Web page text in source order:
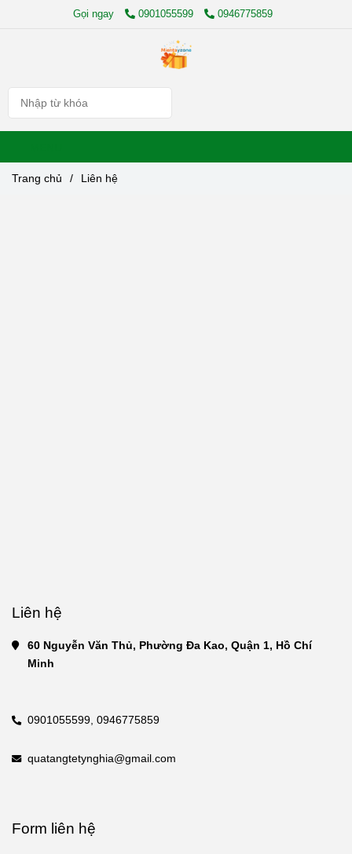
Gọi ngay 0901055599 0946775859
Trang chủ / Liên hệ
Liên hệ
60 Nguyễn Văn Thủ, Phường Đa Kao, Quận 1, Hồ Chí
Minh
0901055599, 0946775859
quatangtetynghia@gmail.com
Form liên hệ